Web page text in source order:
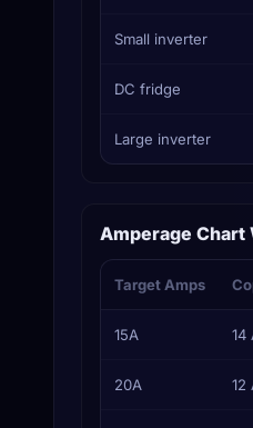
Small inverter
DC fridge
Large inverter
Amperage Chart
Target Amps
15A 14
20A 12